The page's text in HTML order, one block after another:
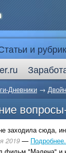
и
Дневники →
заходила сюда,
2019 —